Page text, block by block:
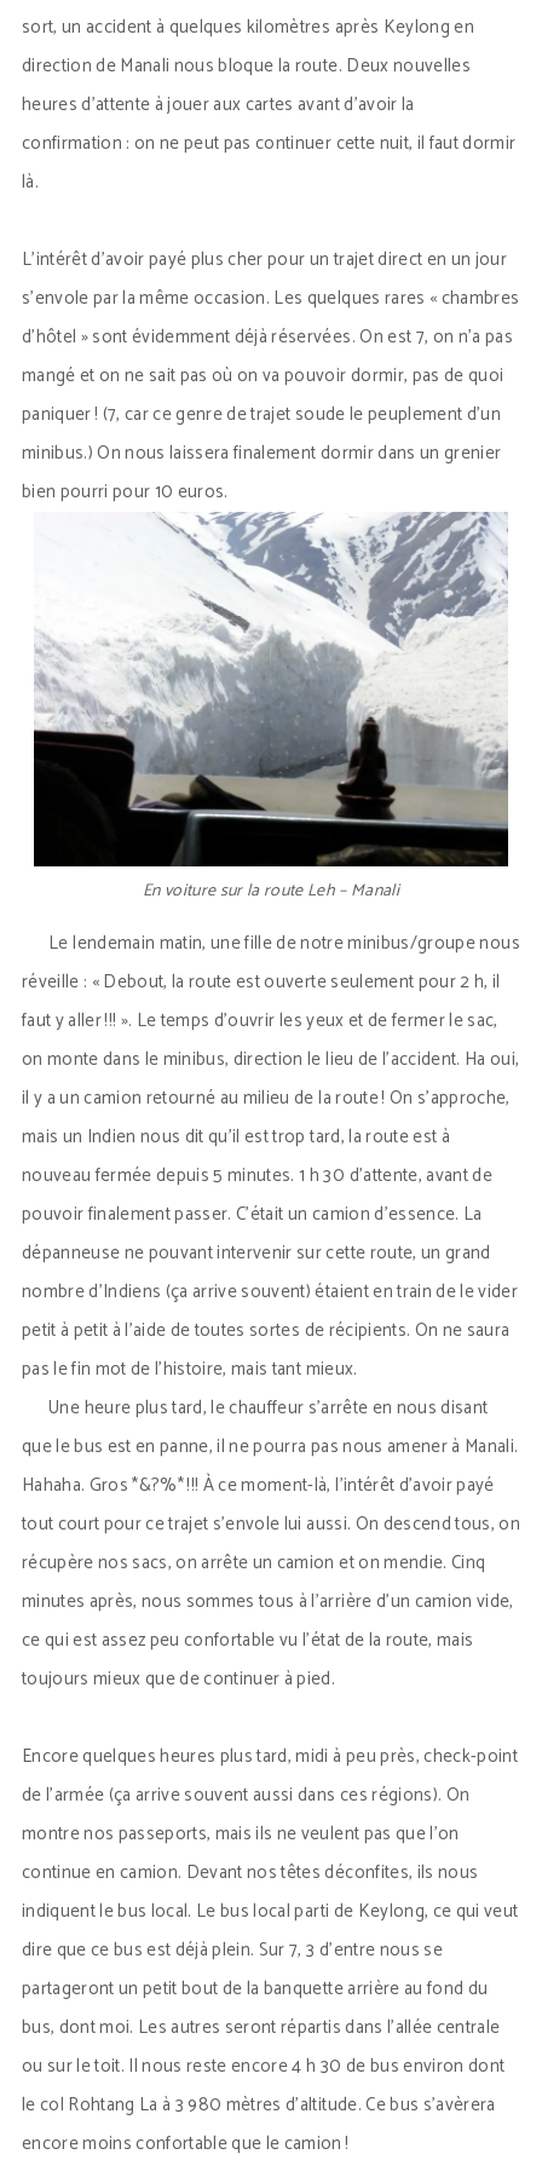
sort, un accident à quelques kilomètres après Keylong en
direction de Manali nous bloque la route. Deux nouvelles
heures d’attente à jouer aux cartes avant d’avoir la
confirmation : on ne peut pas continuer cette nuit, il faut dormir
là.
L’intérêt d’avoir payé plus cher pour un trajet direct en un jour
s’envole par la même occasion. Les quelques rares « chambres
d’hôtel » sont évidemment déjà réservées. On est 7, on n’a pas
mangé et on ne sait pas où on va pouvoir dormir, pas de quoi
paniquer ! (7, car ce genre de trajet soude le peuplement d’un
minibus.) On nous laissera finalement dormir dans un grenier
bien pourri pour 10 euros.
En voiture sur la route Leh – Manali
Le lendemain matin, une fille de notre minibus/groupe nous
réveille : « Debout, la route est ouverte seulement pour 2 h, il
faut y aller !!! ». Le temps d’ouvrir les yeux et de fermer le sac,
on monte dans le minibus, direction le lieu de l’accident. Ha oui,
il y a un camion retourné au milieu de la route ! On s’approche,
mais un Indien nous dit qu’il est trop tard, la route est à
nouveau fermée depuis 5 minutes. 1 h 30 d’attente, avant de
pouvoir finalement passer. C’était un camion d’essence. La
dépanneuse ne pouvant intervenir sur cette route, un grand
nombre d’Indiens (ça arrive souvent) étaient en train de le vider
petit à petit à l’aide de toutes sortes de récipients. On ne saura
pas le fin mot de l’histoire, mais tant mieux.
Une heure plus tard, le chauffeur s’arrête en nous disant
que le bus est en panne, il ne pourra pas nous amener à Manali.
Hahaha. Gros *&?%* !!! À ce moment-là, l’intérêt d’avoir payé
tout court pour ce trajet s’envole lui aussi. On descend tous, on
récupère nos sacs, on arrête un camion et on mendie. Cinq
minutes après, nous sommes tous à l’arrière d’un camion vide,
ce qui est assez peu confortable vu l’état de la route, mais
toujours mieux que de continuer à pied.
Encore quelques heures plus tard, midi à peu près, check-point
de l’armée (ça arrive souvent aussi dans ces régions). On
montre nos passeports, mais ils ne veulent pas que l’on
continue en camion. Devant nos têtes déconfites, ils nous
indiquent le bus local. Le bus local parti de Keylong, ce qui veut
dire que ce bus est déjà plein. Sur 7, 3 d’entre nous se
partageront un petit bout de la banquette arrière au fond du
bus, dont moi. Les autres seront répartis dans l’allée centrale
ou sur le toit. Il nous reste encore 4 h 30 de bus environ dont
le col Rohtang La à 3 980 mètres d’altitude. Ce bus s’avèrera
encore moins confortable que le camion !